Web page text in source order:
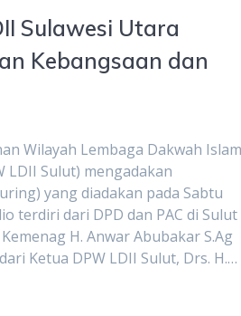
Sulawesi Utara
Kebangsaan dan
Wilayah Lembaga Dakwah Islam
LDII Sulut) mengadakan
yang diadakan pada Sabtu
terdiri dari DPD dan PAC di Sulut
H. Anwar Abubakar S.Ag
Ketua DPW LDII Sulut, Drs. H.…